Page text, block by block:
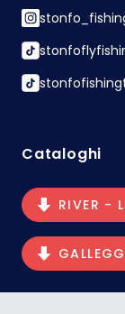
Cataloghi
RIVER -